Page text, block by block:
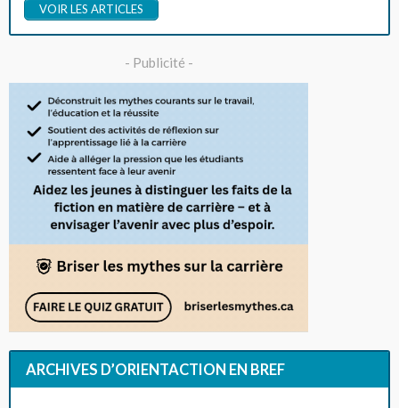
VOIR LES ARTICLES
- Publicité -
ARCHIVES D’ORIENTACTION EN BREF